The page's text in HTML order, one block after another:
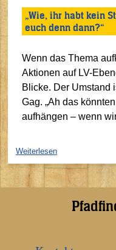
„Wie, ihr habt kein
euch denn dann?“
Wenn das Thema
Aktionen auf LV-
Blicke. Der Umstand
Gag. „Ah das
aufhängen – wenn
Weiterlesen